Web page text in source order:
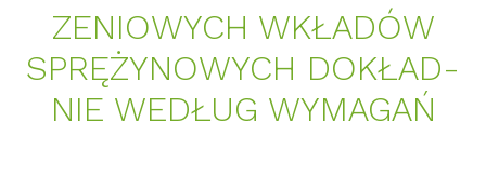
ZE­NIO­WYCH WKŁA­DÓW
SPRĘŻY­NO­WYCH DO­KŁAD­
NIE WE­DŁUG WY­MA­GAŃ